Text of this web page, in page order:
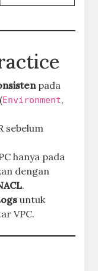
pada
Environment,
sebelum
hanya pada
dengan
.
untuk
VPC.